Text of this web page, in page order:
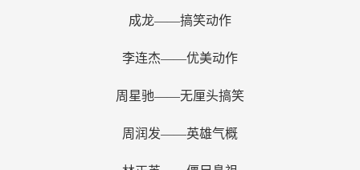
成龙——搞笑动作
李连杰——优美动作
周星驰——无厘头搞笑
周润发——英雄气概